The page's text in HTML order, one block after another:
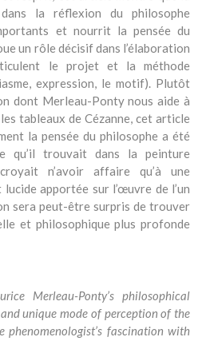
la réflexion du philosophe
et nourrit la pensée du
un rôle décisif dans l’élaboration
le projet et la méthode
expression, le motif). Plutôt
dont Merleau-Ponty nous aide à
tableaux de Cézanne, cet article
la pensée du philosophe a été
qu’il trouvait dans la peinture
n’avoir affaire qu’à une
apportée sur l’œuvre de l’un
sera peut-être surpris de trouver
et philosophique plus profonde
Merleau-Ponty’s philosophical
unique mode of perception of the
phenomenologist’s fascination with